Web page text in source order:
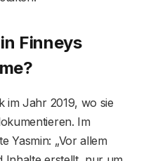
Finneys
im Jahr 2019, wo sie
Im
Yasmin: „Vor allem